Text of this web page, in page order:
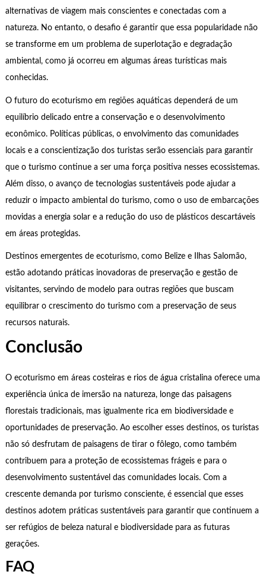
alternativas de viagem mais conscientes e conectadas com a
natureza. No entanto, o desafio é garantir que essa popularidade não
se transforme em um problema de superlotação e degradação
ambiental, como já ocorreu em algumas áreas turísticas mais
conhecidas.
O futuro do ecoturismo em regiões aquáticas dependerá de um
equilíbrio delicado entre a conservação e o desenvolvimento
econômico. Políticas públicas, o envolvimento das comunidades
locais e a conscientização dos turistas serão essenciais para garantir
que o turismo continue a ser uma força positiva nesses ecossistemas.
Além disso, o avanço de tecnologias sustentáveis pode ajudar a
reduzir o impacto ambiental do turismo, como o uso de embarcações
movidas a energia solar e a redução do uso de plásticos descartáveis
em áreas protegidas.
Destinos emergentes de ecoturismo, como Belize e Ilhas Salomão,
estão adotando práticas inovadoras de preservação e gestão de
visitantes, servindo de modelo para outras regiões que buscam
equilibrar o crescimento do turismo com a preservação de seus
recursos naturais.
Conclusão
O ecoturismo em áreas costeiras e rios de água cristalina oferece uma
experiência única de imersão na natureza, longe das paisagens
florestais tradicionais, mas igualmente rica em biodiversidade e
oportunidades de preservação. Ao escolher esses destinos, os turistas
não só desfrutam de paisagens de tirar o fôlego, como também
contribuem para a proteção de ecossistemas frágeis e para o
desenvolvimento sustentável das comunidades locais. Com a
crescente demanda por turismo consciente, é essencial que esses
destinos adotem práticas sustentáveis para garantir que continuem a
ser refúgios de beleza natural e biodiversidade para as futuras
gerações.
FAQ